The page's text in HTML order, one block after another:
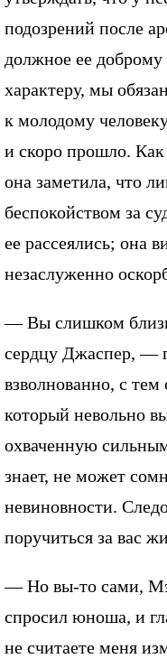
подозрений после
должное ее
характеру, мы
к молодому
и скоро прошло.
она заметила, что
беспокойством за
ее рассеялись; она
незаслуженно
— Вы слишком
сердцу Джаспер, —
взволнованно, с
который невольно
охваченную
знает, не может
невиновности.
поручиться за вас
— Но вы-то сами,
спросил юноша, и
не считаете меня